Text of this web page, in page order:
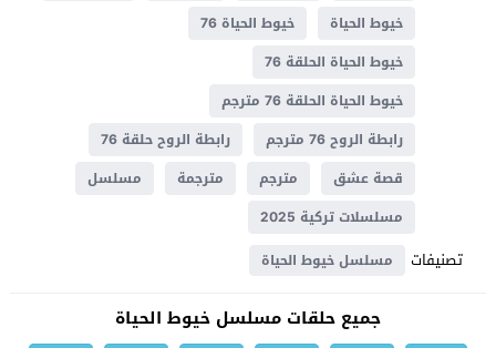
خيوط الحياة
خيوط الحياة 76
خيوط الحياة الحلقة 76
خيوط الحياة الحلقة 76 مترجم
رابطة الروح 76 مترجم
رابطة الروح حلقة 76
قصة عشق
مترجم مترجمة
مسلسل
مسلسلات تركية 2025
تصنيفات مسلسل خيوط الحياة
جميع حلقات مسلسل خيوط الحياة